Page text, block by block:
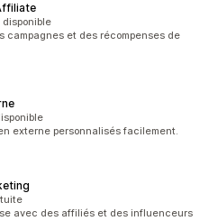
campagnes et des récompenses de
externe personnalisés facilement.
avec des affiliés et des influenceurs